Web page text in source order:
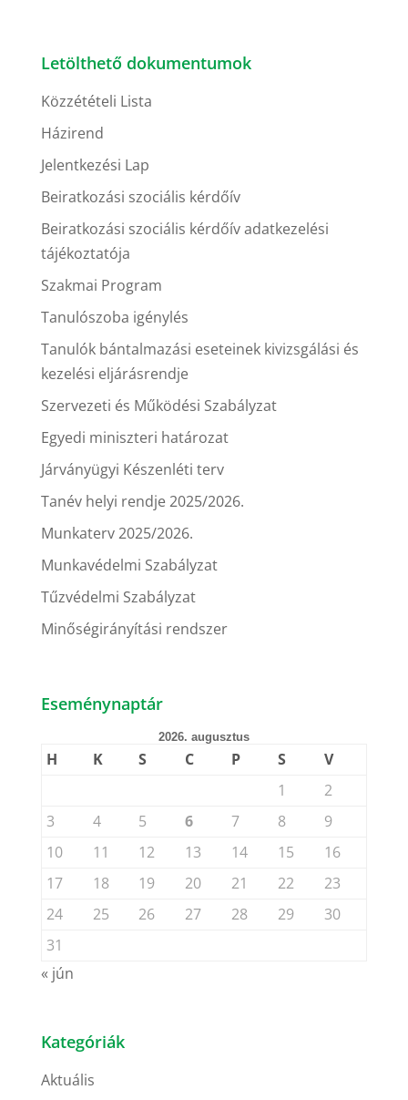
Letölthető dokumentumok
Közzétételi Lista
Házirend
Jelentkezési Lap
Beiratkozási szociális kérdőív
Beiratkozási szociális kérdőív adatkezelési
tájékoztatója
Szakmai Program
Tanulószoba igénylés
Tanulók bántalmazási eseteinek kivizsgálási és
kezelési eljárásrendje
Szervezeti és Működési Szabályzat
Egyedi miniszteri határozat
Járványügyi Készenléti terv
Tanév helyi rendje 2025/2026.
Munkaterv 2025/2026.
Munkavédelmi Szabályzat
Tűzvédelmi Szabályzat
Minőségirányítási rendszer
Eseménynaptár
2026. augusztus
H K S C P S
V
1
2
3
4 5 6 7 8
9
10
11 12 13 14 15
16
17
18 19 20 21 22
23
24
25 26 27 28 29
30
31
« jún
Kategóriák
Aktuális